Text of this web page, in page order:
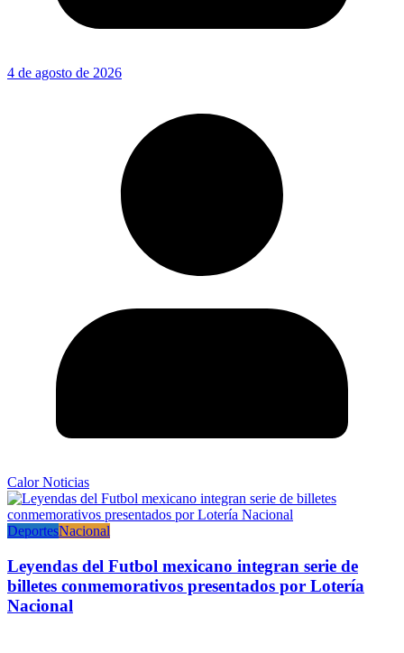
4 de agosto de 2026
Calor Noticias
DeportesNacional
Leyendas del Futbol mexicano integran serie de
billetes conmemorativos presentados por Lotería
Nacional